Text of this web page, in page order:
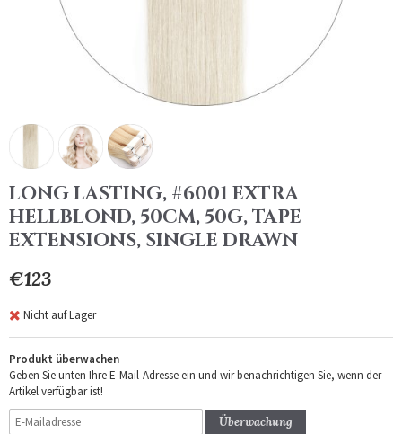
LONG LASTING, #6001 EXTRA
HELLBLOND, 50CM, 50G, TAPE
EXTENSIONS, SINGLE DRAWN
€123
Nicht auf Lager
Produkt überwachen
Geben Sie unten Ihre E-Mail-Adresse ein und wir benachrichtigen Sie, wenn der
Artikel verfügbar ist!
Überwachung